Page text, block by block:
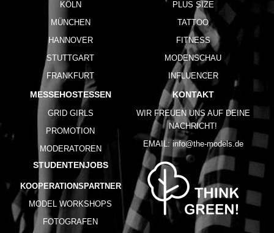
KÖLN
MÜNCHEN
HANNOVER
STUTTGART
FRANKFURT
PLUS SIZE
TATTOO
FITNESS
MODENSCHAU
INFLUENCER
MESSEHOSTESSEN
GRID GIRLS
PROMOTION
MODERATOREN
STUDENTENJOBS
KOOPERATIONSPARTNER
MODEL WORKSHOPS
FOTOGRAFEN
KONTAKT
WIR FREUEN UNS AUF DEINE
NACHRICHT!
EMAIL: info@the-models.de